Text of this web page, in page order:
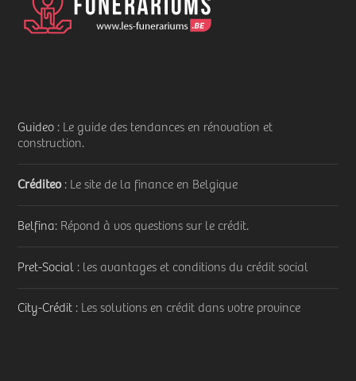
Guideo : Le guide des tendances en rénovation et
construction.
Créditeo: Le site de la finance en Belgique
Belfina: Répond à vos questions sur le crédit.
Pret-Social : les avantages et conditions du crédit social
City-Crédit : Les solutions en crédit dans votre province